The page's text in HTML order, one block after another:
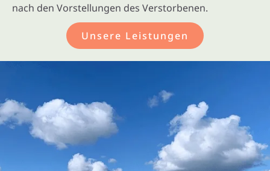
nach den Vorstellungen des Verstorbenen.
Unsere Leistungen